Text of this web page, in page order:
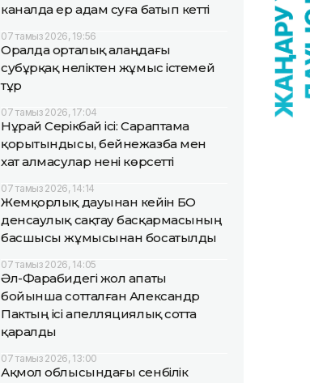
каналда ер адам суға батып кетті
07 тамыз 2026, 19:56
Оралда орталық алаңдағы
субұрқақ неліктен жұмыс істемей
тұр
07 тамыз 2026, 17:04
Нұрай Серікбай ісі: Сараптама
қорытындысы, бейнежазба мен
хат алмасулар нені көрсетті
07 тамыз 2026, 14:14
Жемқорлық дауынан кейін БҚО
денсаулық сақтау басқармасының
басшысы жұмысынан босатылды
07 тамыз 2026, 14:05
Әл-Фарабидегі жол апаты
бойынша сотталған Александр
Пактың ісі апелляциялық сотта
қаралды
07 тамыз 2026, 13:00
Ақмол облысындағы сенбілік